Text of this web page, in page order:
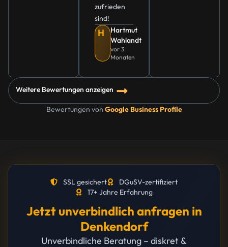
zufrieden
sind!
H
Hartmut
Wahlandt
vor 3
Monaten
Weitere Bewertungen anzeigen
Bewertungen von Google Business Profile
SSL gesichert
DGuSV-zertifiziert
17+ Jahre Erfahrung
Jetzt unverbindlich anfragen in
Denkendorf
Unverbindliche Beratung – diskret &